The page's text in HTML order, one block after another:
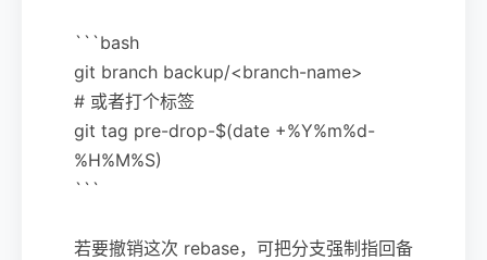
```bash
git branch backup/<branch-name>
# 或者打个标签
git tag pre-drop-$(date +%Y%m%d-
%H%M%S)
```
若要撤销这次 rebase，可把分支强制指回备